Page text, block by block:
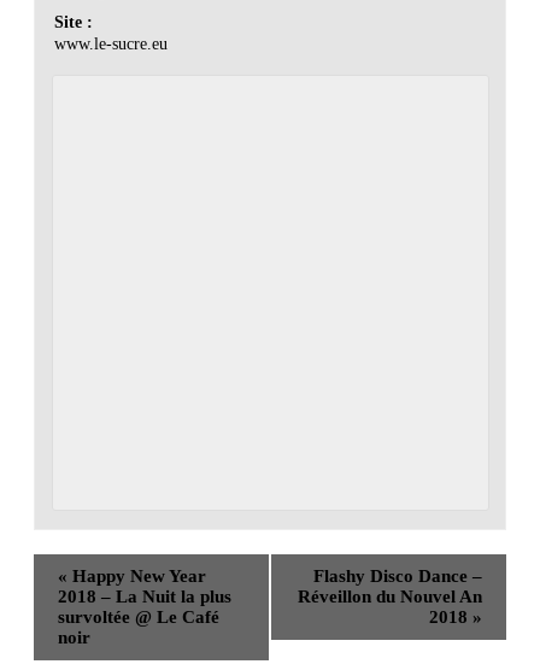
Site :
www.le-sucre.eu
« Happy New Year
2018 – La Nuit la plus
survoltée @ Le Café
noir
Flashy Disco Dance –
Réveillon du Nouvel An
2018 »